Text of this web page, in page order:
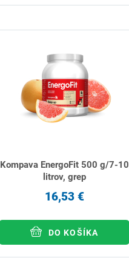
Kompava EnergoFit 500 g/7-10
litrov, grep
16,53 €
DO KOŠÍKA